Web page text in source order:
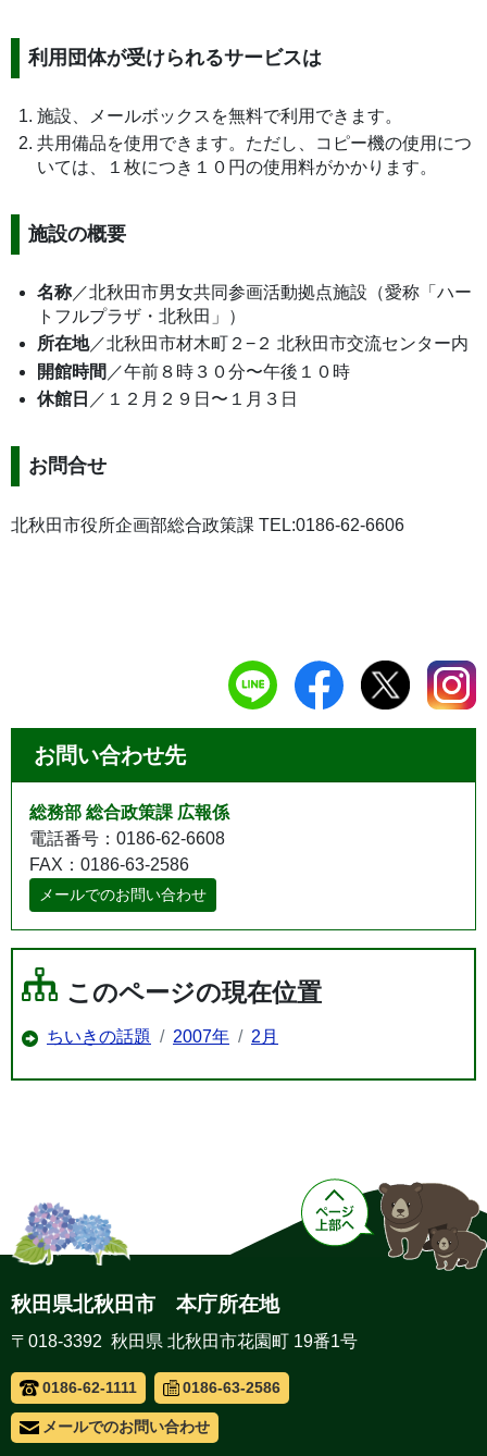
利用団体が受けられるサービスは
施設、メールボックスを無料で利用できます。
共用備品を使用できます。ただし、コピー機の使用につ
いては、１枚につき１０円の使用料がかかります。
施設の概要
名称／北秋田市男女共同参画活動拠点施設（愛称「ハー
トフルプラザ・北秋田」）
所在地／北秋田市材木町２−２ 北秋田市交流センター内
開館時間 ／午前８時３０分〜午後１０時
休館日 ／１２月２９日〜１月３日
お問合せ
北秋田市役所企画部総合政策課 TEL:0186-62-6606
お問い合わせ先
総務部 総合政策課 広報係
電話番号：0186-62-6608
FAX：0186-63-2586
メールでのお問い合わせ
このページの現在位置
ちいきの話題 2007年 2月
秋田県北秋田市 本庁所在地
〒018-3392 秋田県 北秋田市花園町 19番1号
0186-62-1111 0186-63-2586
メールでのお問い合わせ